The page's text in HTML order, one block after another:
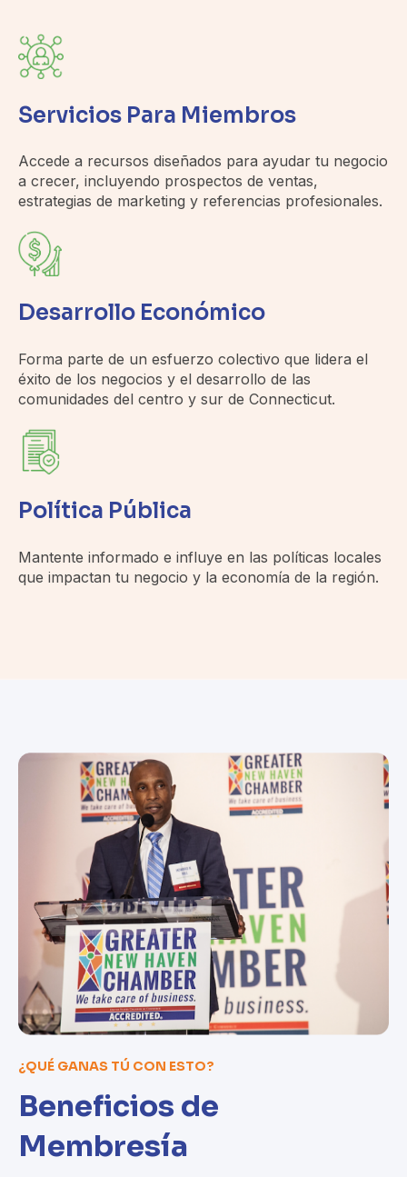
Servicios Para Miembros
Accede a recursos diseñados para ayudar tu negocio
a crecer, incluyendo prospectos de ventas,
estrategias de marketing y referencias profesionales.
Desarrollo Económico
Forma parte de un esfuerzo colectivo que lidera el
éxito de los negocios y el desarrollo de las
comunidades del centro y sur de Connecticut.
Política Pública
Mantente informado e influye en las políticas locales
que impactan tu negocio y la economía de la región.
¿QUÉ GANAS TÚ CON ESTO?
Beneficios de
Membresía